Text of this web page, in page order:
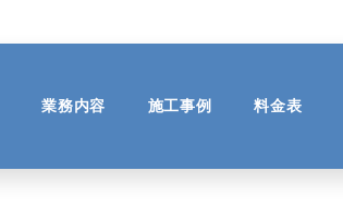
業務内容 施工事例 料金表